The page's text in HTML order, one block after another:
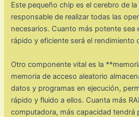
Este pequeño chip es el cerebro de
responsable de realizar todas las
necesarios. Cuanto más potente sea
rápido y eficiente será el rendimiento
Otro componente vital es la
memoria de acceso aleatorio
datos y programas en ejecución,
rápido y fluido a ellos. Cuanta más
computadora, más capacidad tendrá